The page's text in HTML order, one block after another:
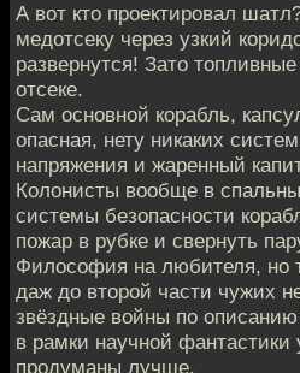
А вот кто проектировал
медотсеку через узкий
развернутся! Зато
отсеке.
Сам основной корабль,
опасная, нету никаких
напряжения и жаренный
Колонисты вообще в
системы безопасности
пожар в рубке и свернуть
Философия на любителя, но
даж до второй части чужих
звёздные войны по
в рамки научной фантастики
продуманы лучше.